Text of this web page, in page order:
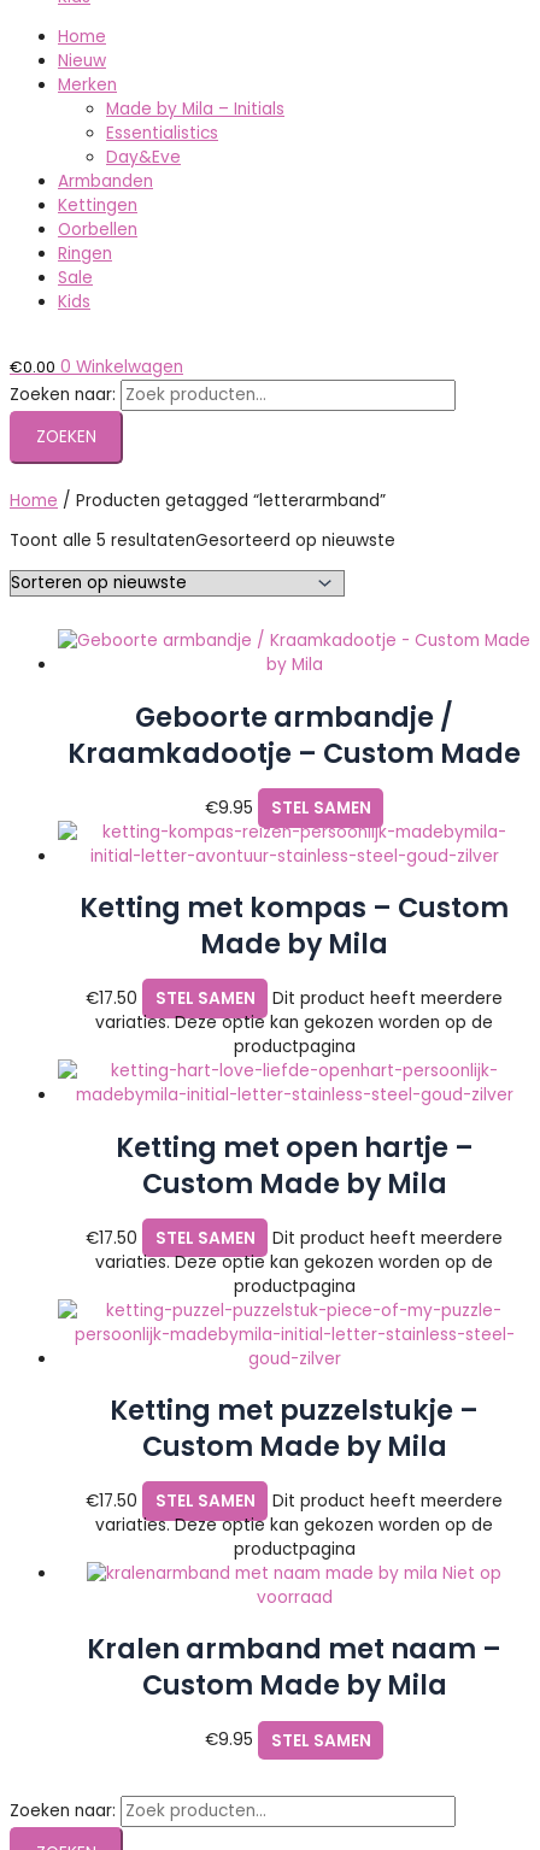
Home
Nieuw
Merken
Made by Mila – Initials
Essentialistics
Day&Eve
Armbanden
Kettingen
Oorbellen
Ringen
Sale
Kids
€0.00 0 Winkelwagen
Zoeken naar:
ZOEKEN
Home / Producten getagged “letterarmband”
Toont alle 5 resultatenGesorteerd op nieuwste
Geboorte armbandje /
Kraamkadootje – Custom Made
by Mila
€9.95 STEL SAMEN
Ketting met kompas – Custom
Made by Mila
€17.50 STEL SAMEN
Dit product heeft meerdere
variaties. Deze optie kan gekozen worden op de
productpagina
Ketting met open hartje –
Custom Made by Mila
€17.50 STEL SAMEN
Dit product heeft meerdere
variaties. Deze optie kan gekozen worden op de
productpagina
Ketting met puzzelstukje –
Custom Made by Mila
€17.50 STEL SAMEN
Dit product heeft meerdere
variaties. Deze optie kan gekozen worden op de
productpagina
Niet op
voorraad
Kralen armband met naam –
Custom Made by Mila
€9.95 STEL SAMEN
Zoeken naar: